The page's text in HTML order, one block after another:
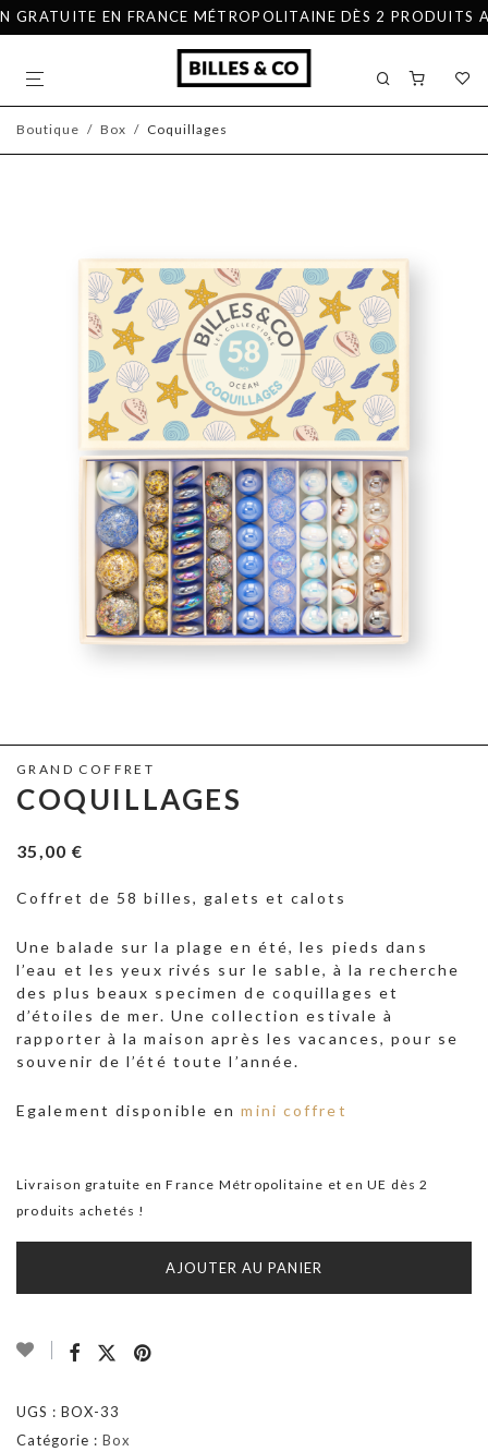
EN FRANCE MÉTROPOLITAINE DÈS 2 PRODUITS
Boutique / Box / Coquillages
GRAND COFFRET
COQUILLAGES
35,00 €
Coffret de 58 billes, galets et calots
Une balade sur la plage en été, les pieds dans
l’eau et les yeux rivés sur le sable, à la recherche
des plus beaux specimen de coquillages et
d’étoiles de mer. Une collection estivale à
rapporter à la maison après les vacances, pour se
souvenir de l’été toute l’année.
Egalement disponible enmini coffret
Livraison gratuite en France Métropolitaine et en UE dès 2
produits achetés !
AJOUTER AU PANIER
UGS : BOX-33
Catégorie : Box